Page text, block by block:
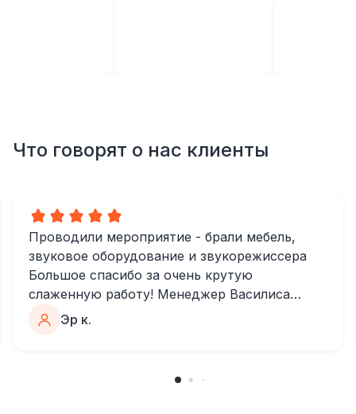
Что говорят о нас клиенты
Проводили мероприятие - брали мебель,
звуковое оборудование и звукорежиссера
Большое спасибо за очень крутую
слаженную работу! Менеджер Василиса
очень быстро и качественно обрабатывала
Эр к.